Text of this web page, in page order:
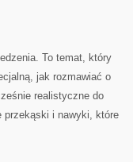
To temat, który
jak rozmawiać o
realistyczne do
przekąski i nawyki, które